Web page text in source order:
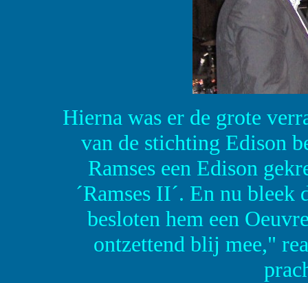
Hierna was er de grote
van de stichting Edison
Ramses een Edison
´Ramses II´. En nu
besloten hem een
ontzettend blij mee,"